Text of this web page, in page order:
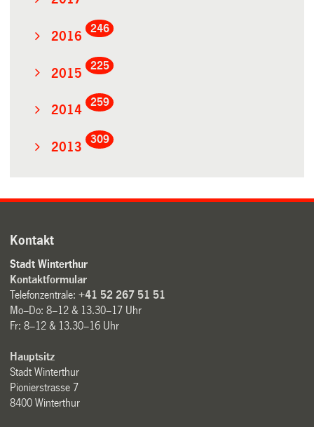
2016
246
2015
225
2014
259
2013
309
Kontakt
Stadt Winterthur
Kontaktformular
Telefonzentrale:+41 52 267 51 51
Mo–Do: 8–12 & 13.30–17 Uhr
Fr: 8–12 & 13.30–16 Uhr
Hauptsitz
Stadt Winterthur
Pionierstrasse 7
8400 Winterthur